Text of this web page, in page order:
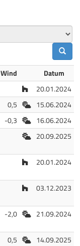
Wind
Datum
Halle20.01.2024
0,5 Freiluft
15.06.2024
-0,3 Freiluft
16.06.2024
Freiluft
20.09.2025
Halle20.01.2024
Halle03.12.2023
-2,0 Freiluft
21.09.2024
0,5 Freiluft
14.09.2025